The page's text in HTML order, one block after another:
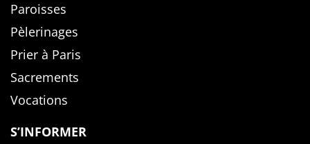
Paroisses
Pèlerinages
Prier à Paris
Sacrements
Vocations
S’INFORMER